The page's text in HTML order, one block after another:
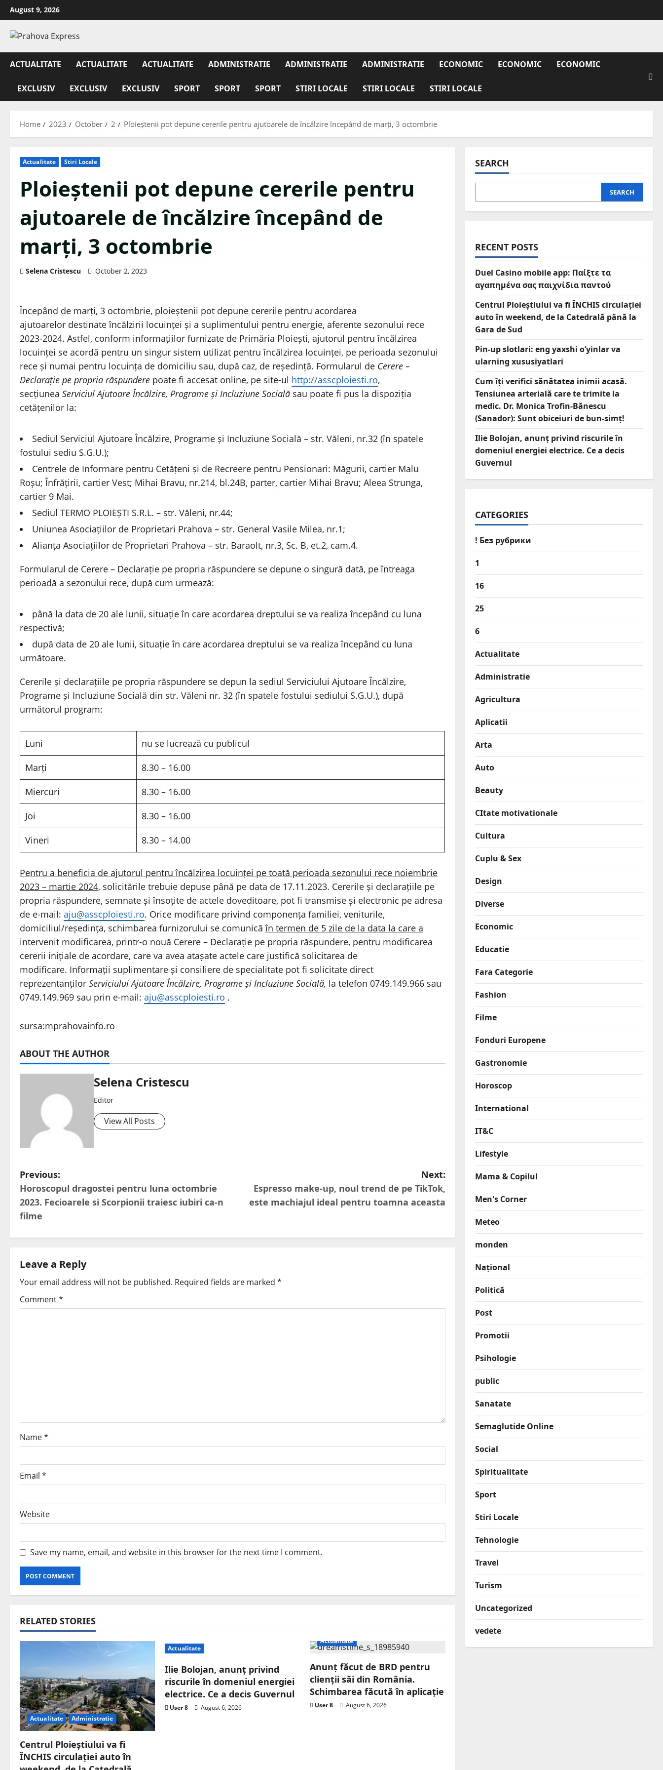
August 9, 2026
ACTUALITATE ACTUALITATE ACTUALITATE ADMINISTRATIE ADMINISTRATIE ADMINISTRATIE ECONOMIC ECONOMIC ECONOMIC
EXCLUSIV EXCLUSIV EXCLUSIV SPORT SPORT SPORT STIRI LOCALE STIRI LOCALE STIRI LOCALE
Home 2023 October 2 Ploieștenii pot depune cererile pentru ajutoarele de încălzire începând de marți, 3 octombrie
Actualitate Stiri Locale
Ploieștenii pot depune cererile pentru
ajutoarele de încălzire începând de
marți, 3 octombrie
Selena Cristescu October 2, 2023
Începând de marți, 3 octombrie, ploieștenii pot depune cererile pentru acordarea
ajutoarelor destinate încălzirii locuinței și a suplimentului pentru energie, aferente sezonului rece
2023-2024. Astfel, conform informațiilor furnizate de Primăria Ploiești, ajutorul pentru încălzirea
locuinței se acordă pentru un singur sistem utilizat pentru încălzirea locuinței, pe perioada sezonului
rece și numai pentru locuința de domiciliu sau, după caz, de reședință. Formularul de Cerere –
Declarație pe propria răspundere poate fi accesat online, pe site-ul http://asscploiesti.ro,
secțiunea Serviciul Ajutoare Încălzire, Programe și Incluziune Socială sau poate fi pus la dispoziția
cetățenilor la:
Sediul Serviciul Ajutoare Încălzire, Programe și Incluziune Socială – str. Văleni, nr.32 (în spatele
fostului sediu S.G.U.);
Centrele de Informare pentru Cetățeni și de Recreere pentru Pensionari: Măgurii, cartier Malu
Roșu; Înfrățirii, cartier Vest; Mihai Bravu, nr.214, bl.24B, parter, cartier Mihai Bravu; Aleea Strunga,
cartier 9 Mai.
Sediul TERMO PLOIEȘTI S.R.L. – str. Văleni, nr.44;
Uniunea Asociațiilor de Proprietari Prahova – str. General Vasile Milea, nr.1;
Alianța Asociațiilor de Proprietari Prahova – str. Baraolt, nr.3, Sc. B, et.2, cam.4.
Formularul de Cerere – Declarație pe propria răspundere se depune o singură dată, pe întreaga
perioadă a sezonului rece, după cum urmează:
până la data de 20 ale lunii, situație în care acordarea dreptului se va realiza începând cu luna
respectivă;
după data de 20 ale lunii, situație în care acordarea dreptului se va realiza începând cu luna
următoare.
Cererile și declarațiile pe propria răspundere se depun la sediul Serviciului Ajutoare Încălzire,
Programe și Incluziune Socială din str. Văleni nr. 32 (în spatele fostului sediului S.G.U.), după
următorul program:
Luni nu se lucrează cu publicul
Marți 8.30 – 16.00
Miercuri 8.30 – 16.00
Joi 8.30 – 16.00
Vineri 8.30 – 14.00
Pentru a beneficia de ajutorul pentru încălzirea locuinței pe toată perioada sezonului rece noiembrie
2023 – martie 2024, solicitările trebuie depuse până pe data de 17.11.2023. Cererile și declarațiile pe
propria răspundere, semnate și însoțite de actele doveditoare, pot fi transmise și electronic pe adresa
de e-mail: aju@asscploiesti.ro. Orice modificare privind componența familiei, veniturile,
domiciliul/reședința, schimbarea furnizorului se comunicăîn termen de 5 zile de la data la care a
intervenit modificarea, printr-o nouă Cerere – Declarație pe propria răspundere, pentru modificarea
cererii inițiale de acordare, care va avea atașate actele care justifică solicitarea de
modificare. Informații suplimentare și consiliere de specialitate pot fi solicitate direct
reprezentanților Serviciului Ajutoare Încălzire, Programe și Incluziune Socială, la telefon 0749.149.966 sau
0749.149.969 sau prin e-mail: aju@asscploiesti.ro .
sursa:mprahovainfo.ro
ABOUT THE AUTHOR
Selena Cristescu
Editor
View All Posts
Previous:
Horoscopul dragostei pentru luna octombrie
2023. Fecioarele si Scorpionii traiesc iubiri ca-n
filme
Next:
Espresso make-up, noul trend de pe TikTok,
este machiajul ideal pentru toamna aceasta
Leave a Reply
Your email address will not be published. Required fields are marked *
Comment*
Name*
Email *
Website
Save my name, email, and website in this browser for the next time I comment.
RELATED STORIES
Actualitate Administratie
Centrul Ploieștiului va fi
ÎNCHIS circulației auto în
Actualitate
Ilie Bolojan, anunț privind
riscurile în domeniul energiei
electrice. Ce a decis Guvernul
User 8 August 6, 2026
Actualitate
Anunț făcut de BRD pentru
clienții săi din România.
Schimbarea făcută în aplicație
User 8 August 6, 2026
SEARCH
SEARCH
RECENT POSTS
Duel Casino mobile app: Παίξτε τα
αγαπημένα σας παιχνίδια παντού
Centrul Ploieștiului va fi ÎNCHIS circulației
auto în weekend, de la Catedrală până la
Gara de Sud
Pin-up slotlari: eng yaxshi o‘yinlar va
ularning xususiyatlari
Cum îți verifici sănătatea inimii acasă.
Tensiunea arterială care te trimite la
medic. Dr. Monica Trofin-Bănescu
(Sanador): Sunt obiceiuri de bun-simț!
Ilie Bolojan, anunț privind riscurile în
domeniul energiei electrice. Ce a decis
Guvernul
CATEGORIES
! Без рубрики
1
16
25
6
Actualitate
Administratie
Agricultura
Aplicatii
Arta
Auto
Beauty
CItate motivationale
Cultura
Cuplu & Sex
Design
Diverse
Economic
Educatie
Fara Categorie
Fashion
Filme
Fonduri Europene
Gastronomie
Horoscop
International
IT&C
Lifestyle
Mama & Copilul
Men's Corner
Meteo
monden
Național
Politică
Post
Promotii
Psihologie
public
Sanatate
Semaglutide Online
Social
Spiritualitate
Sport
Stiri Locale
Tehnologie
Travel
Turism
Uncategorized
vedete